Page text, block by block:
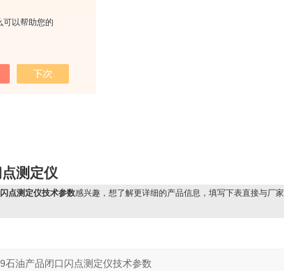
可以帮助您的
用可燃气，下同）。
的规定。
测定仪
点测定仪技术参数感兴趣，想了解更详细的产品信息，填写下表直接与厂家